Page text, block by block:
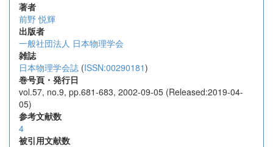
著者
前野 悦輝
出版者
一般社団法人 日本物理学会
雑誌
日本物理学会誌 (ISSN:00290181)
巻号頁・発行日
vol.57, no.9, pp.681-683, 2002-09-05 (Released:2019-04-
05)
参考文献数
4
被引用文献数